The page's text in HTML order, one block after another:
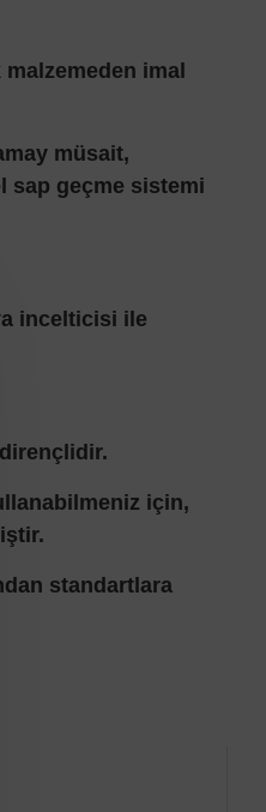
imal
müsait,
sap geçme sistemi
incelticisi ile
için,
standartlara